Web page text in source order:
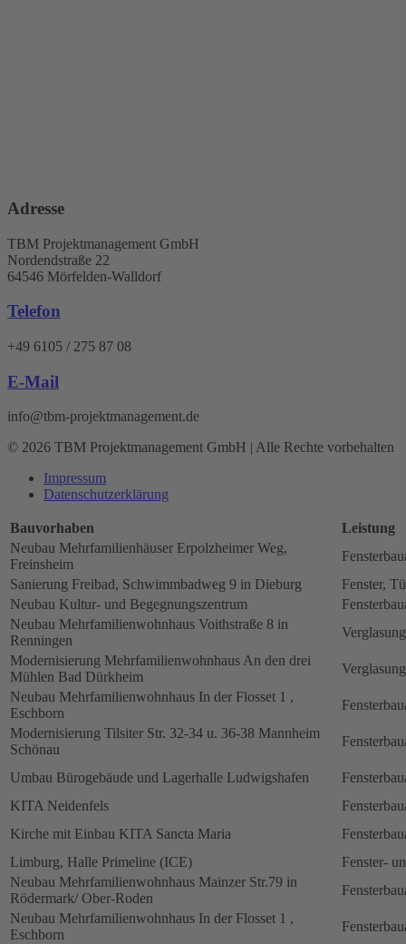
Adresse
TBM Projektmanagement GmbH
Nordendstraße 22
64546 Mörfelden-Walldorf
Telefon
+49 6105 / 275 87 08
E-Mail
info@tbm-projektmanagement.de
© 2026 TBM Projektmanagement GmbH | Alle Rechte vorbehalten
Impressum
Datenschutz­erklärung
Bauvorhaben
Leistung
Neubau Mehrfamilienhäuser Erpolzheimer Weg,
Freinsheim
Sanierung Freibad, Schwimmbadweg 9 in Dieburg
Fenster,
Neubau Kultur- und Begegnungszentrum
Neubau Mehrfamilienwohnhaus Voithstraße 8 in
Renningen
Modernisierung Mehrfamilienwohnhaus An den drei
Mühlen Bad Dürkheim
Neubau Mehrfamilienwohnhaus In der Flosset 1 ,
Eschborn
Modernisierung Tilsiter Str. 32-34 u. 36-38 Mannheim
Schönau
Umbau Bürogebäude und Lagerhalle Ludwigshafen
KITA Neidenfels
Kirche mit Einbau KITA Sancta Maria
Limburg, Halle Primeline (ICE)
Fenster-
Neubau Mehrfamilienwohnhaus Mainzer Str.79 in
Rödermark/ Ober-Roden
Neubau Mehrfamilienwohnhaus In der Flosset 1 ,
Eschborn